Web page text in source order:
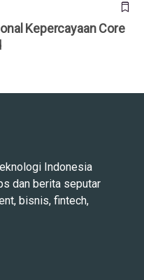
Kepercayaan Core
Indonesia
dan berita seputar
bisnis, fintech,